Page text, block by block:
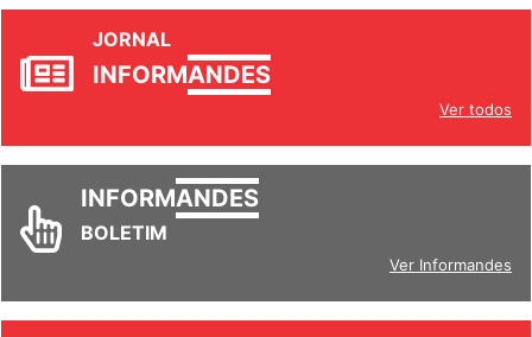
JORNAL
INFORMANDES
Ver todos
INFORMANDES
BOLETIM
Ver Informandes